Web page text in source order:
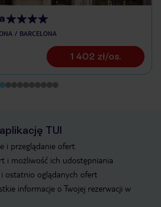
BARCELONA
1 402 zł/os.
TUI
i przeglądanie ofert
i możliwość ich udostępniania
ostatnio oglądanych ofert
informacje o Twojej rezerwacji w